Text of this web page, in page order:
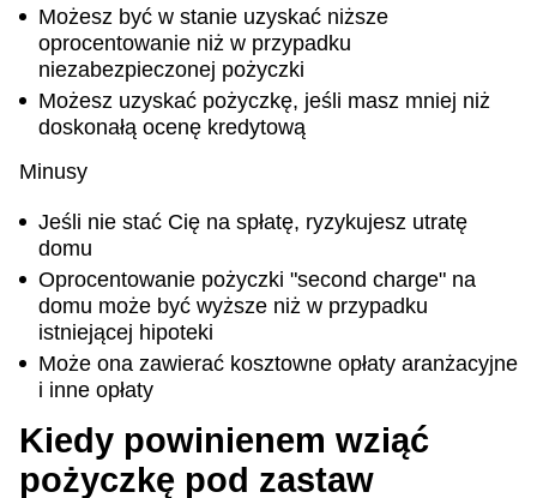
Możesz być w stanie uzyskać niższe
oprocentowanie niż w przypadku
niezabezpieczonej pożyczki
Możesz uzyskać pożyczkę, jeśli masz mniej niż
doskonałą ocenę kredytową
Minusy
Jeśli nie stać Cię na spłatę, ryzykujesz utratę
domu
Oprocentowanie pożyczki "second charge" na
domu może być wyższe niż w przypadku
istniejącej hipoteki
Może ona zawierać kosztowne opłaty aranżacyjne
i inne opłaty
Kiedy powinienem wziąć
pożyczkę pod zastaw